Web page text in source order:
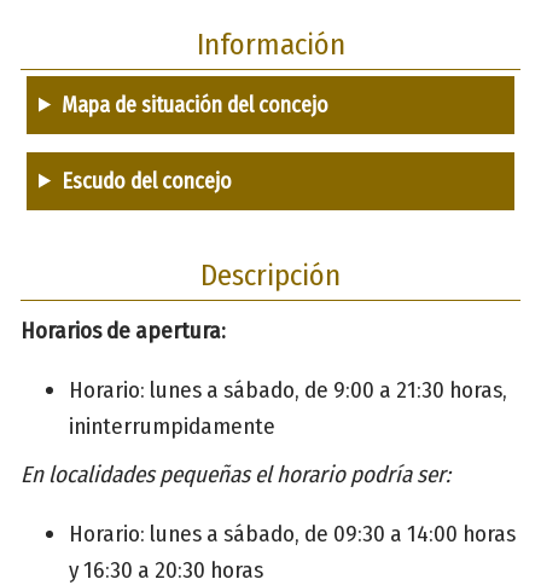
Información
Mapa de situación del concejo
Escudo del concejo
Descripción
Horarios de apertura:
Horario: lunes a sábado, de 9:00 a 21:30 horas,
ininterrumpidamente
En localidades pequeñas el horario podría ser:
Horario: lunes a sábado, de 09:30 a 14:00 horas
y 16:30 a 20:30 horas